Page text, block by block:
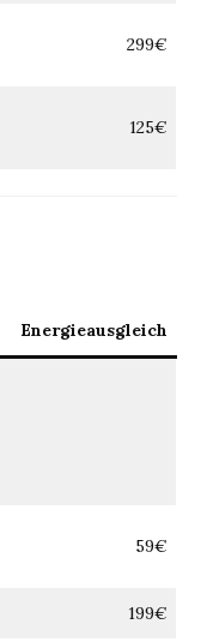
299€
125€
Energieausgleich
59€
199€